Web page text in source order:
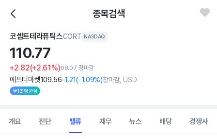
종목검색
코셉트테라퓨틱스CORT NASDAQ
110.77
+2.82(+2.61%)08.07, 장마감
애프터마켓109.56-1.21(-1.09%)장마감, USD
131명 관심
개요 진단 밸류 재무 뉴스 배당 경쟁사